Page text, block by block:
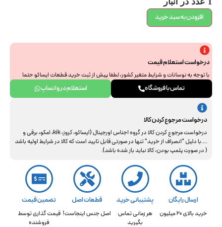
افزودن به سبد خرید
درخواست استعلام قیمت
با توجه به نوسانات و شرایط متغیر کشور، لطفا پیش از ثبت خرید قطعات ایساکو حتما
جهت استعلام نهایی با ما هماهنگ فرمایید. از همراهی و درک شما سپاسگزاریم.
تماس با فروشگاه استعلام در واتساپ
درخواست مرجوع کردن کالا
درخواست مرجوع کردن کالا در گروه اجناس اورجینال (ایساکو، کروز، kik، امکو، برقی و
....با دلیل "انصراف از خرید" تنها در صورتی قابل تایید است که کالا در شرایط اولیه باشد
( در صورت پلمپ بودن، کالا نباید باز شده باشد).
ارسال رایگان
خرید بالای 20 میلیون
پشتیبانی خرید
هر زمانی تماس
بگیرید
قطعات اصل
اصل جنس اینجاست!
تضمین قیمت
قیمت گذاری توسط
فروشنده